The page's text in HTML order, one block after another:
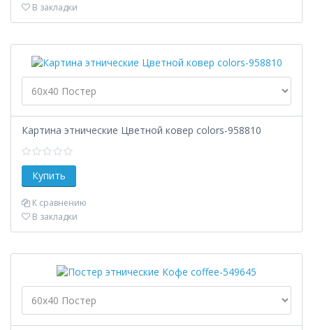
В закладки
Картина этнические Цветной ковер colors-958810
К сравнению
В закладки